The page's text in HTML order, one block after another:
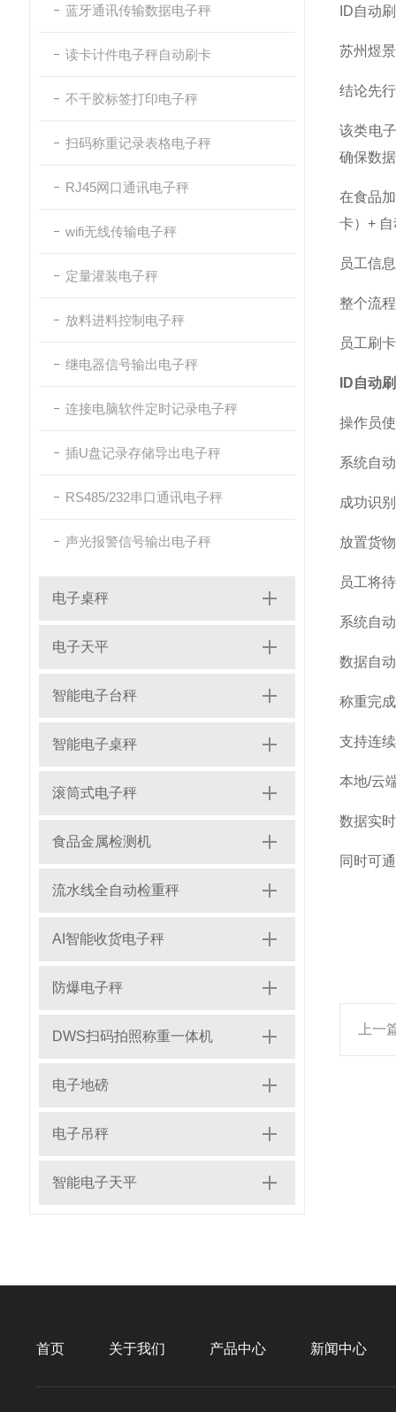
蓝牙通讯传输数据电子秤
读卡计件电子秤自动刷卡
不干胶标签打印电子秤
扫码称重记录表格电子秤
RJ45网口通讯电子秤
wifi无线传输电子秤
定量灌装电子秤
放料进料控制电子秤
继电器信号输出电子秤
连接电脑软件定时记录电子秤
插U盘记录存储导出电子秤
RS485/232串口通讯电子秤
声光报警信号输出电子秤
电子桌秤
电子天平
智能电子台秤
智能电子桌秤
滚筒式电子秤
食品金属检测机
流水线全自动检重秤
AI智能收货电子秤
防爆电子秤
DWS扫码拍照称重一体机
电子地磅
电子吊秤
智能电子天平
ID自动
苏州煜
结论先
该类电
确保数
在食品
卡）+
员工信
整个流
员工刷
ID自动
操作员
系统自
成功识
放置货
员工将
系统自
数据自
称重完
支持连
本地/云
数据实
同时可
上一
首页 关于我们 产品中心 新闻中心